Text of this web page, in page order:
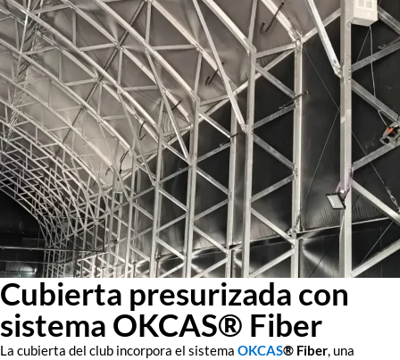
Cubierta presurizada con
sistema OKCAS® Fiber
La cubierta del club incorpora el sistema OKCAS® Fiber, una